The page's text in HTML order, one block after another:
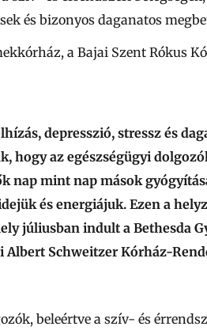
és bizonyos daganatos
a Bajai Szent Rókus
depresszió, stressz és
hogy az egészségügyi
nap mint nap mások
és energiájuk. Ezen a
júliusban indult a Bethesda
Albert Schweitzer Kórház-
beleértve a szív- és